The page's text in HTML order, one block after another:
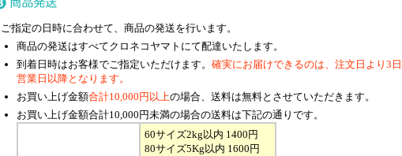
ご指定の日時に合わせて、商品の発送を行います。
商品の発送はすべてクロネコヤマトにて配達いたします。
到着日時はお客様でご指定いただけます。 確実にお届けできるのは、注文日より3日
営業日以降となります。
お買い上げ金額合計10,000円以上の場合、送料は無料とさせていただきます。
お買い上げ金額合計10,000円未満の場合の送料は下記の通りです。
60サイズ2kg以内 1400円
80サイズ5Kg以内 1600円